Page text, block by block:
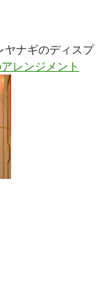
ナギのディスプ
レンジメント